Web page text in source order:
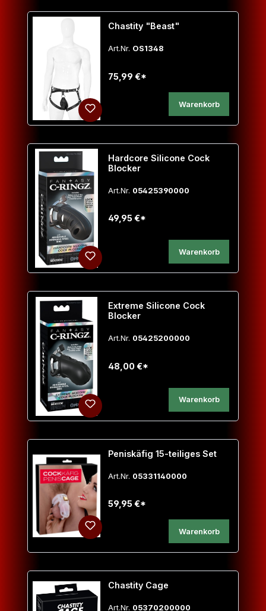
Chastity "Beast"
Art.Nr. OS1348
75,99 €*
Warenkorb
Hardcore Silicone Cock
Blocker
Art.Nr. 05425390000
49,95 €*
Warenkorb
Extreme Silicone Cock
Blocker
Art.Nr. 05425200000
48,00 €*
Warenkorb
Peniskäfig 15-teiliges Set
Art.Nr. 05331140000
59,95 €*
Warenkorb
Chastity Cage
Art.Nr. 05370200000